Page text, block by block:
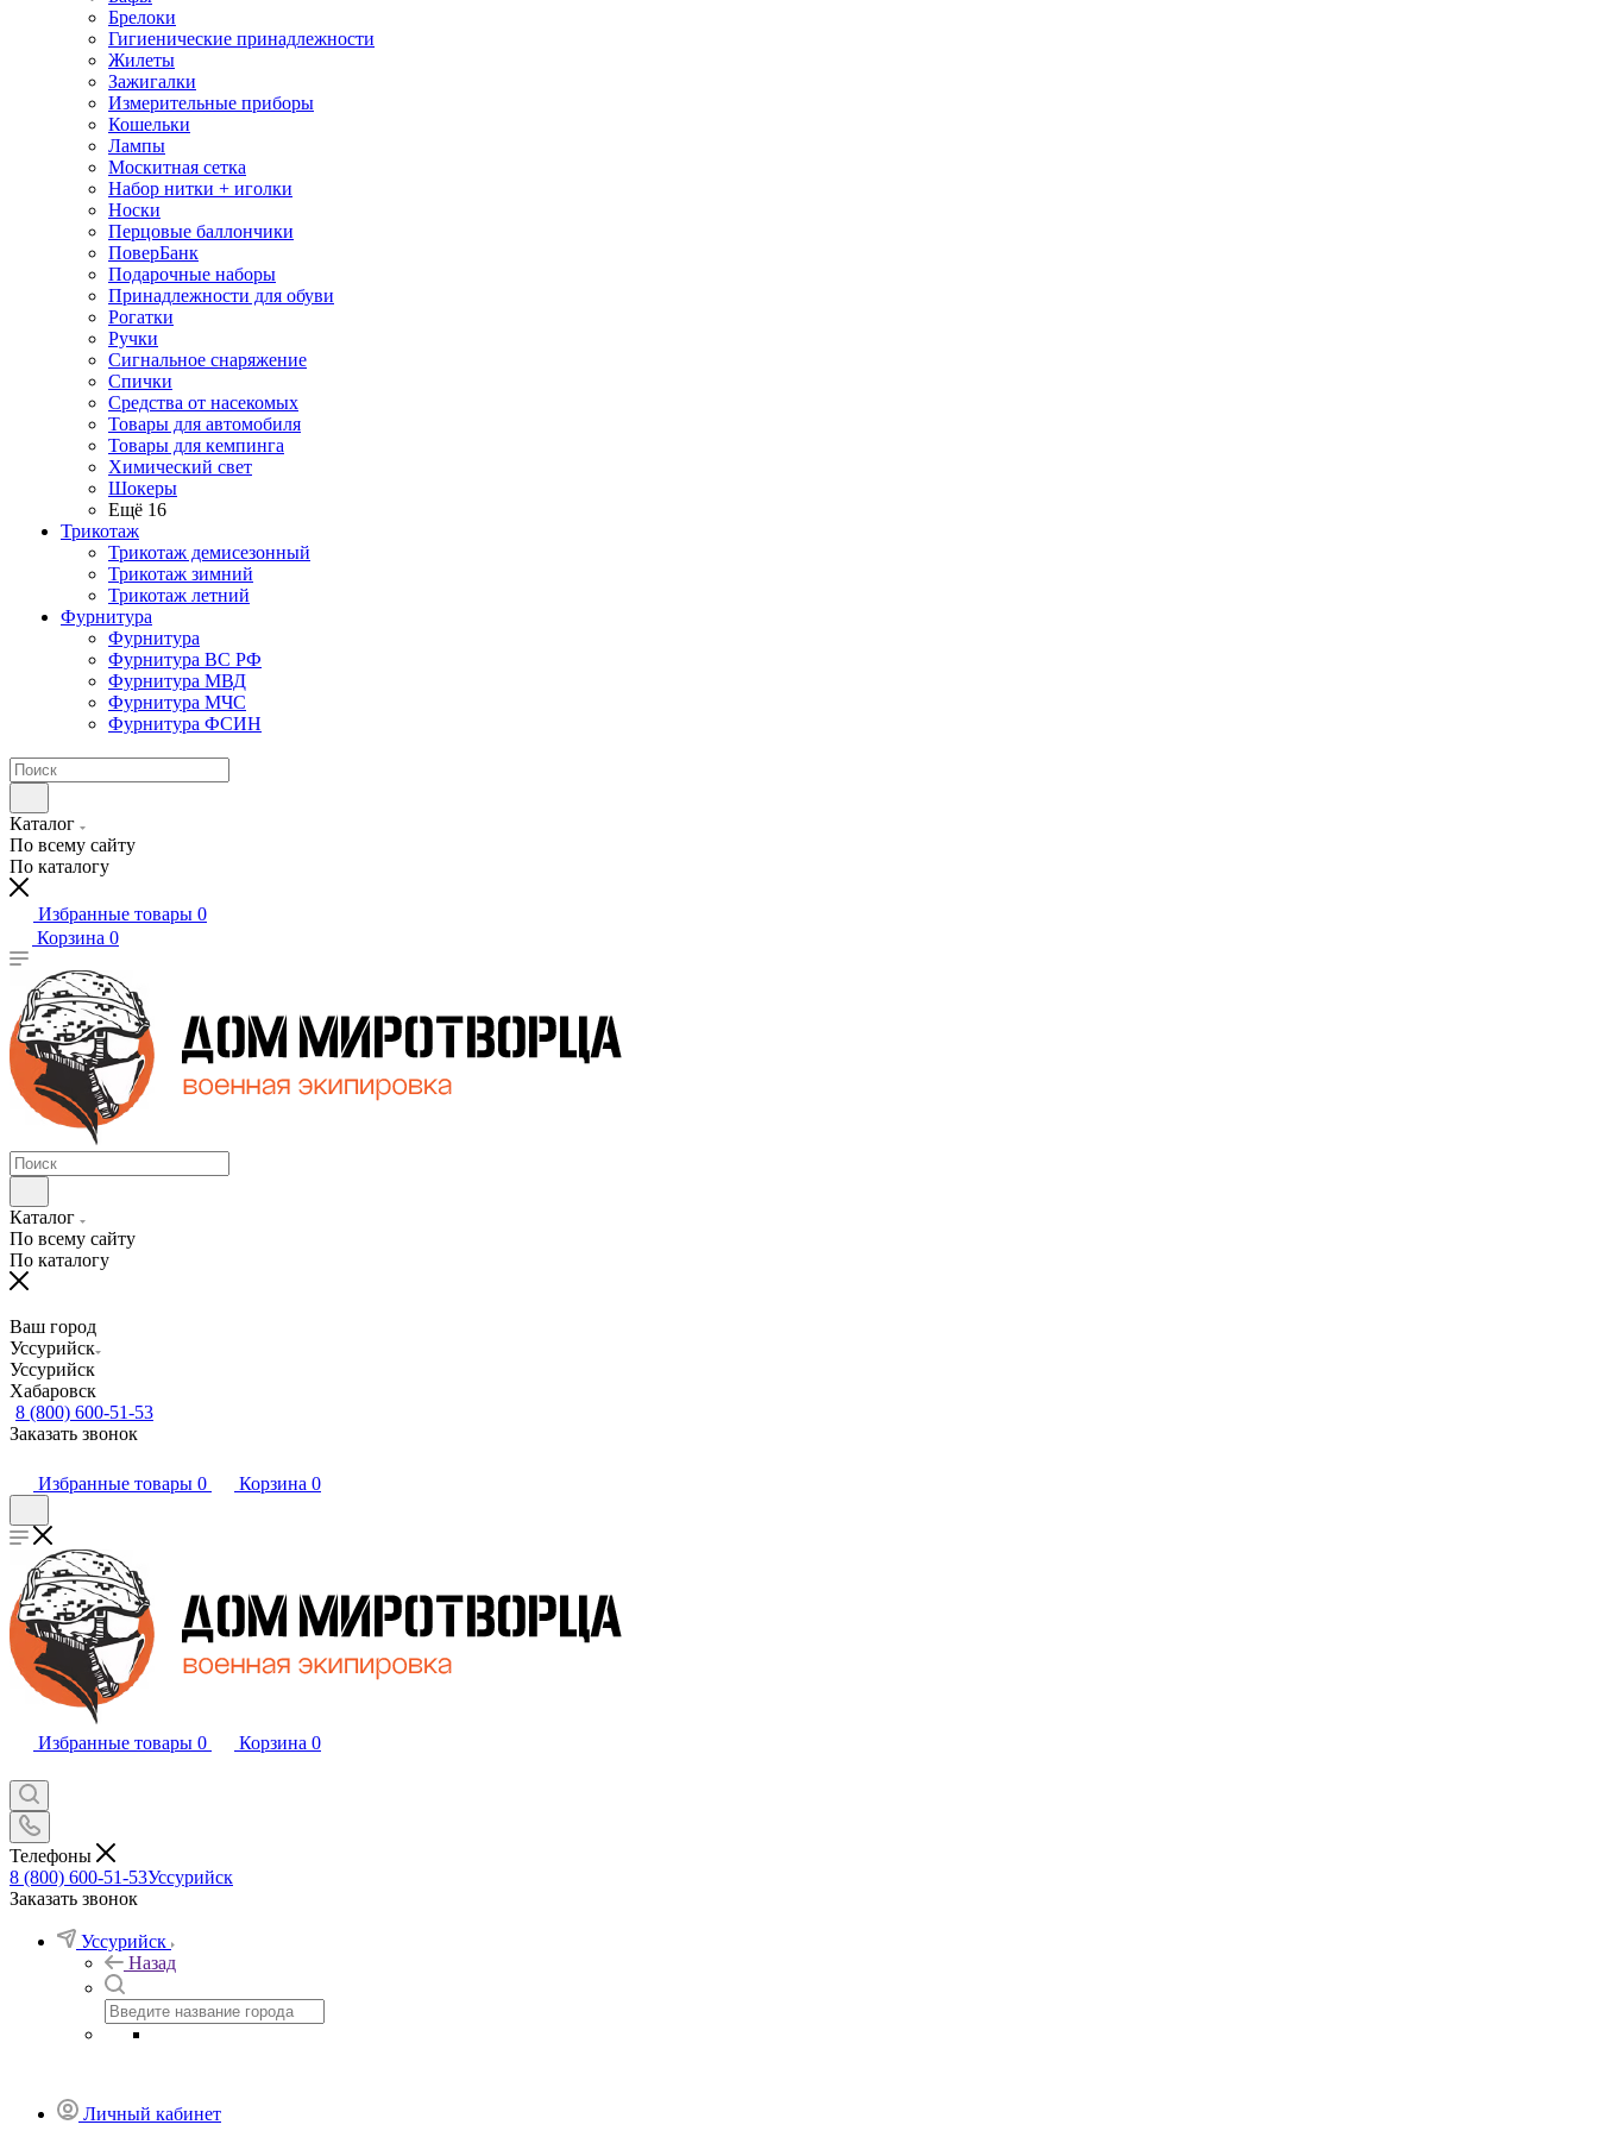
Брелоки
Гигиенические принадлежности
Жилеты
Зажигалки
Измерительные приборы
Кошельки
Лампы
Москитная сетка
Набор нитки + иголки
Носки
Перцовые баллончики
ПоверБанк
Подарочные наборы
Принадлежности для обуви
Рогатки
Ручки
Сигнальное снаряжение
Спички
Средства от насекомых
Товары для автомобиля
Товары для кемпинга
Химический свет
Шокеры
Ещё 16
Трикотаж
Трикотаж демисезонный
Трикотаж зимний
Трикотаж летний
Фурнитура
Фурнитура
Фурнитура ВС РФ
Фурнитура МВД
Фурнитура МЧС
Фурнитура ФСИН
Каталог
По всему сайту
По каталогу
Избранные товары 0
Корзина 0
Каталог
По всему сайту
По каталогу
Ваш город
Уссурийск
Уссурийск
Хабаровск
8 (800) 600-51-53
Заказать звонок
Избранные товары 0 Корзина 0
Избранные товары 0 Корзина 0
Телефоны
8 (800) 600-51-53Уссурийск
Заказать звонок
Уссурийск
Назад
Личный кабинет